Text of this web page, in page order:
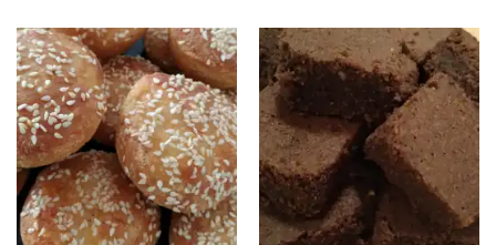
₪196.00
₪210.00